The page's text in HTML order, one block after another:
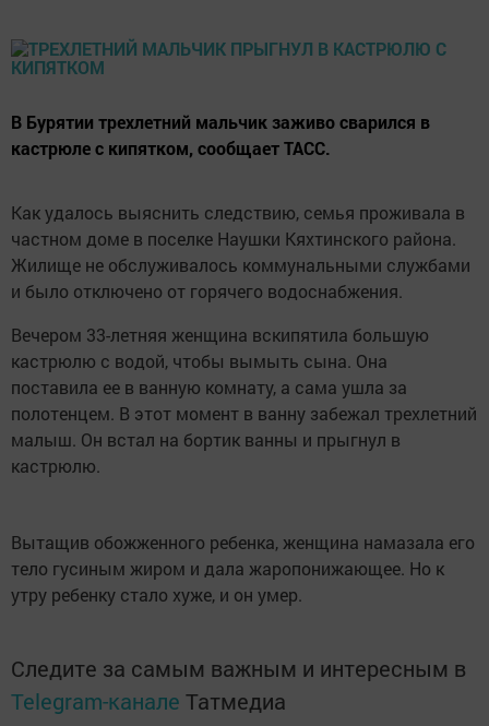
В Бурятии трехлетний мальчик заживо сварился в
кастрюле с кипятком, сообщает ТАСС.
Как удалось выяснить следствию, семья проживала в
частном доме в поселке Наушки Кяхтинского района.
Жилище не обслуживалось коммунальными службами
и было отключено от горячего водоснабжения.
Вечером 33-летняя женщина вскипятила большую
кастрюлю с водой, чтобы вымыть сына. Она
поставила ее в ванную комнату, а сама ушла за
полотенцем. В этот момент в ванну забежал трехлетний
малыш. Он встал на бортик ванны и прыгнул в
кастрюлю.
Вытащив обожженного ребенка, женщина намазала его
тело гусиным жиром и дала жаропонижающее. Но к
утру ребенку стало хуже, и он умер.
Следите за самым важным и интересным в
Telegram-канале Татмедиа